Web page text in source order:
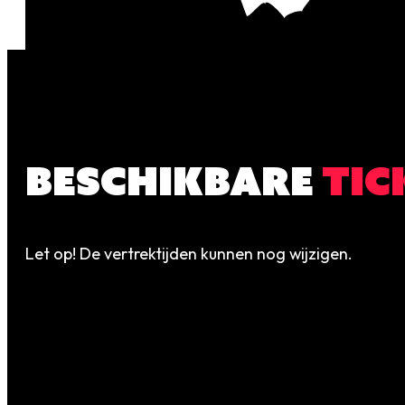
BESCHIKBARE
Let op! De vertrektijden kunnen nog wijzigen.